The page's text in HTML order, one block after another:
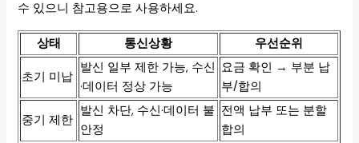
수 있으니 참고용으로 사용하세요.
상태 통신상황 우선순위
초기 미납
발신 일부 제한 가능, 수신
·데이터 정상 가능
요금 확인 → 부분 납
부/합의
중기 제한
발신 차단, 수신·데이터 불
안정
전액 납부 또는 분할
합의